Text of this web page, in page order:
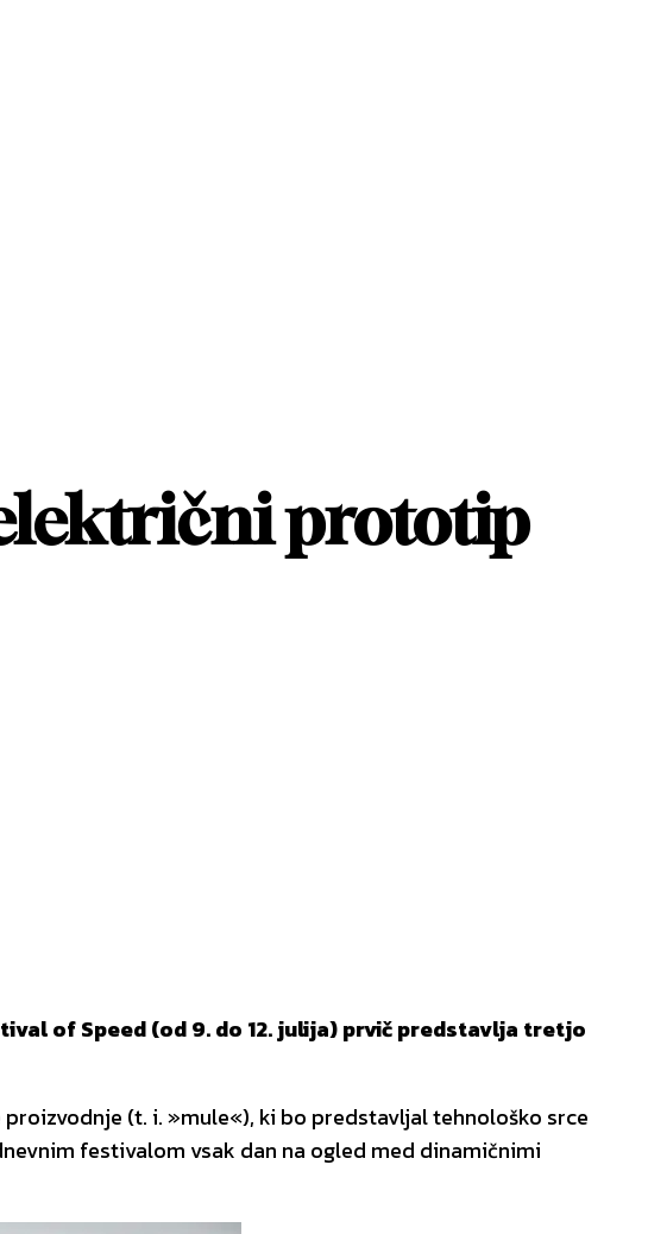
prototip
of Speed (od 9. do 12. julija) prvič predstavlja tretjo
(t. i. »mule«), ki bo predstavljal tehnološko srce
festivalom vsak dan na ogled med dinamičnimi